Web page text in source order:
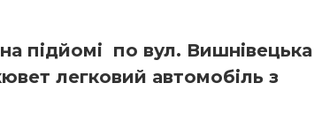
підйомі по вул. Вишнівецька
легковий автомобіль з